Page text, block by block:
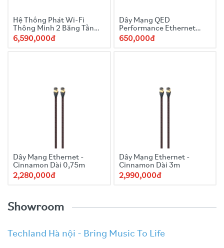
Hệ Thống Phát Wi-Fi
Thông Minh 2 Băng Tần
Linksys Velop 3-Pack
6,590,000đ
Dây Mạng QED
Performance Ethernet
Graphite Dài 1m
650,000đ
Dây Mạng Ethernet -
Cinnamon Dài 0,75m
2,280,000đ
Dây Mạng Ethernet -
Cinnamon Dài 3m
2,990,000đ
Showroom
Techland Hà nội - Bring Music To Life